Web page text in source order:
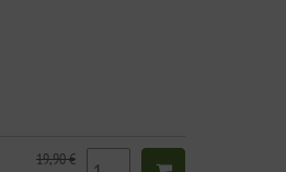
19,90 €